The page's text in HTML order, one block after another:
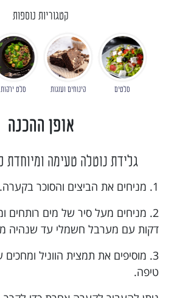
קטגוריות נוספות
סלטים קינוחים ועוגות סלט ירקות
אופן ההכנה
גלידת נוטלה טעימה ומיוחדת
1. מניחים את הביצים והסוכר בקערה.
דקות עם מערבל חשמלי עד שנהיה
3. מוסיפים את תמצית הווניל
טיפה.